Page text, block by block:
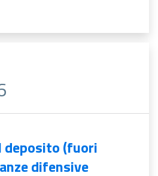
deposito (fuori
difensive